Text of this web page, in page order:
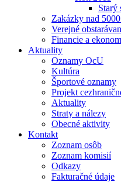
Starý
Zakázky nad
Verejné
Financie a
Aktuality
Oznamy OcU
Kultúra
Športové oznamy
Projekt
Aktuality
Straty a nálezy
Obecné aktivity
Kontakt
Zoznam osôb
Zoznam komisií
Odkazy
Fakturačné údaje